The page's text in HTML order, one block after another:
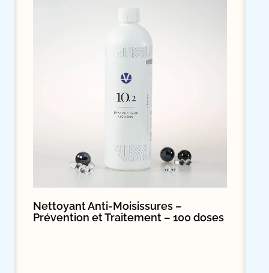
Nettoyant Anti-Moisissures –
Prévention et Traitement – 100 doses